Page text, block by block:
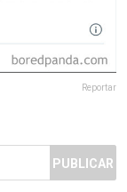
Reportar
PUBLICAR